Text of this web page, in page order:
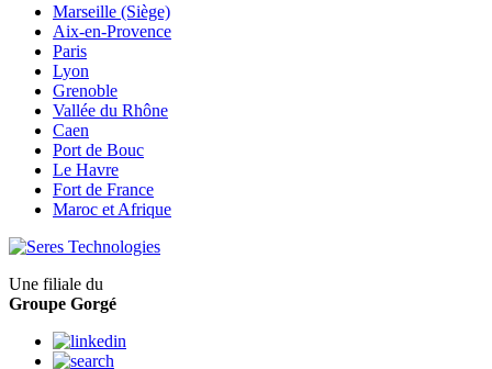
Marseille (Siège)
Aix-en-Provence
Paris
Lyon
Grenoble
Vallée du Rhône
Caen
Port de Bouc
Le Havre
Fort de France
Maroc et Afrique
Une filiale du
Groupe Gorgé